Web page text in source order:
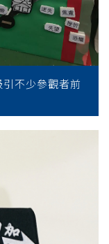
不少參觀者前